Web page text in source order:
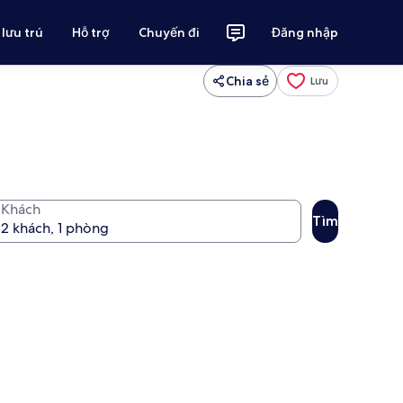
trú Hỗ trợ Chuyến đi Đăng nhập
Chia sẻ Lưu
Khách
Tìm